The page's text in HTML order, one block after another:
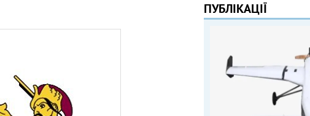
ПУБЛІКАЦІЇ